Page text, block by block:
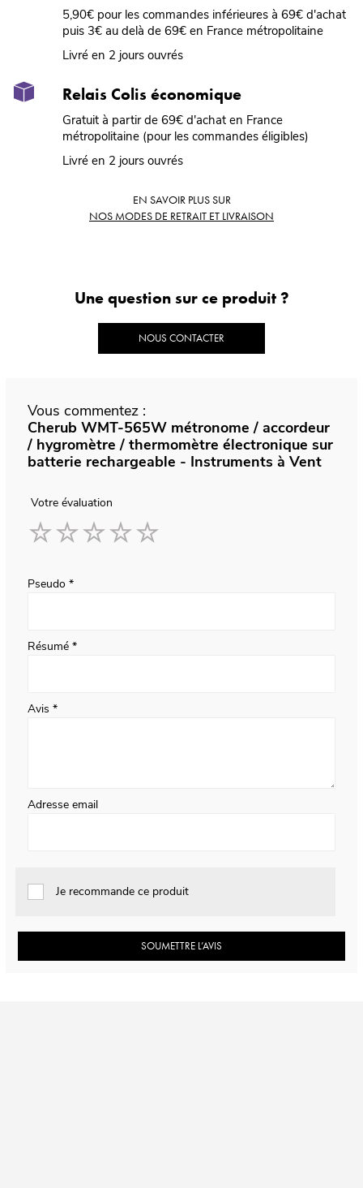
5,90€ pour les commandes inférieures à 69€ d'achat
puis 3€ au delà de 69€ en France métropolitaine
Livré en 2 jours ouvrés
Relais Colis économique
Gratuit à partir de 69€ d'achat en France
métropolitaine (pour les commandes éligibles)
Livré en 2 jours ouvrés
EN SAVOIR PLUS SUR
NOS MODES DE RETRAIT ET LIVRAISON
Une question sur ce produit ?
NOUS CONTACTER
Vous commentez :
Cherub WMT-565W métronome / accordeur
/ hygromètre / thermomètre électronique sur
batterie rechargeable - Instruments à Vent
Votre évaluation
Pseudo
Résumé
Avis
Adresse email
Je recommande ce produit
SOUMETTRE L’AVIS